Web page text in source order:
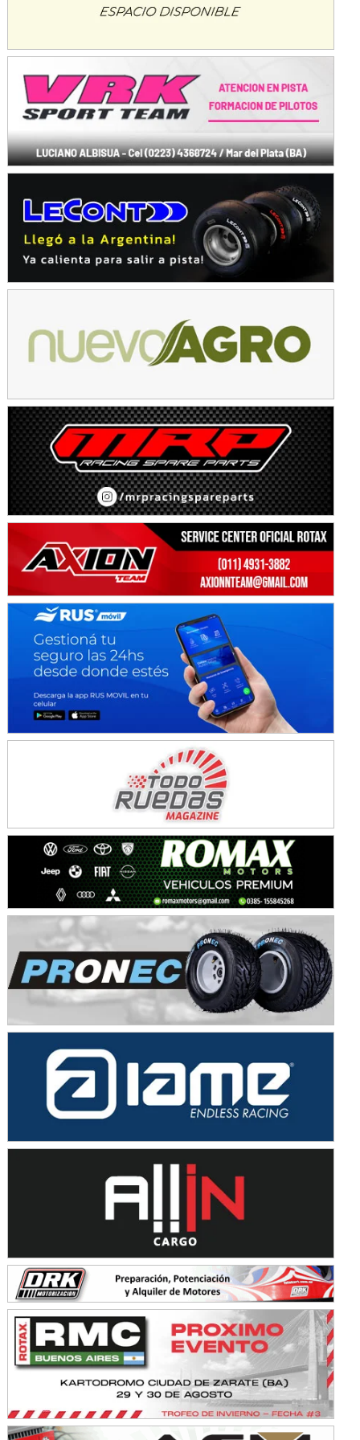
Trenque Lauquen (Buenos Aires)
ENTRERRIANO - F6 (POSTERGADA)
Parque de la Velocidad (Asfalto)
Villaguay (Entre Ríos)
VICTORIENSE - F7
El Cerro (Tierra)
PATAGONICO - F6
Gral. E. Godoy (Río Negro)
Juventud Unida (Tierra)
NORESTE SANTAFESINO - F6
Ciudad de Avellaneda (Asfalto)
Avellaneda (Santa Fe)
SUR SANTAFESINO - F4
José Samuel Sánchez (Tierra)
Rufino (Santa Fe)
TUCUMANO - F5
Juan Navarro (Asfalto)
El Timbó (Tucumán)